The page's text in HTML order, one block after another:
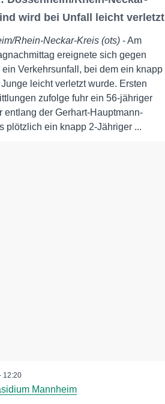
wird bei Unfall leicht verletzt
Rhein-Neckar-Kreis (ots) - Am
ereignete sich gegen
ein Verkehrsunfall, bei dem ein knapp
leicht verletzt wurde. Ersten
zufolge fuhr ein 56-jähriger
entlang der Gerhart-Hauptmann-
plötzlich ein knapp 2-Jähriger ...
12:20
Mannheim